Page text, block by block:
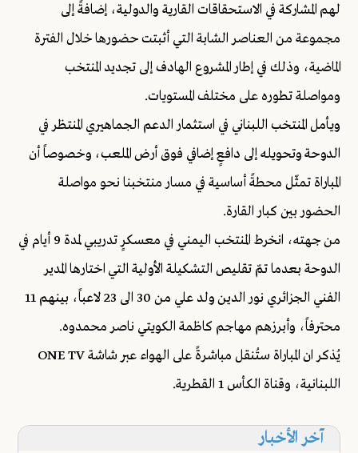
لهم المشاركة في الاستحقاقات القارية والدولية، إضافةً إلى
مجموعة من العناصر الشابة التي أثبتت حضورها خلال الفترة
الماضية، وذلك في إطار المشروع الهادف إلى تجديد المنتخب
ومواصلة تطوره على مختلف المستويات.
ويأمل المنتخب اللبناني في استثمار الدعم الجماهيري المنتظر في
الدوحة وتحويله إلى دافعٍ إضافي فوق أرض الملعب، وخصوصاً أن
المباراة تمثّل محطةً أساسية في مسار منتخبنا نحو مواصلة
الحضور بين كبار القارة.
من جهته، انخرط المنتخب اليمني في معسكرٍ تدريبي لمدة 9 أيام في
الدوحة بعدما تمّ تقليص التشكيلة الأولية التي اختارها المدير
الفني الجزائري نور الدين ولد علي من 30 الى 23 لاعباً، بينهم 11
محترفاً، وأبرزهم مهاجم كاظمة الكويتي ناصر محمدوه.
يُذكر ان المباراة ستُنقل مباشرةً على الهواء عبر شاشة ONE TV
اللبنانية، وقناة الكأس 1 القطرية.
آخر الأخبار